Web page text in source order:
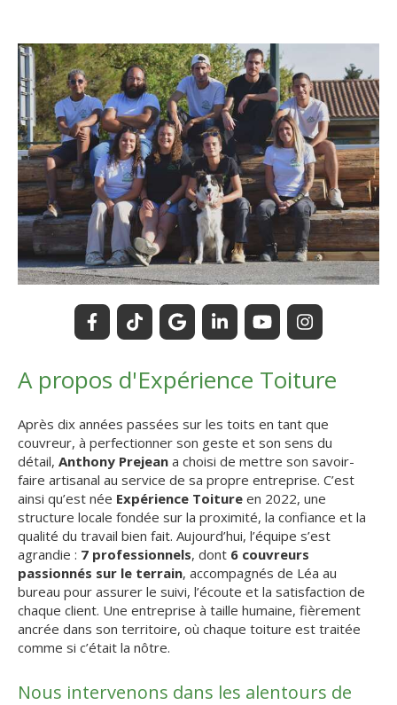
A propos d'Expérience Toiture
Après dix années passées sur les toits en tant que
couvreur, à perfectionner son geste et son sens du
détail, Anthony Prejean a choisi de mettre son savoir-
faire artisanal au service de sa propre entreprise. C’est
ainsi qu’est née Expérience Toiture en 2022, une
structure locale fondée sur la proximité, la confiance et la
qualité du travail bien fait. Aujourd’hui, l’équipe s’est
agrandie : 7 professionnels, dont 6 couvreurs
passionnés sur le terrain, accompagnés de Léa au
bureau pour assurer le suivi, l’écoute et la satisfaction de
chaque client. Une entreprise à taille humaine, fièrement
ancrée dans son territoire, où chaque toiture est traitée
comme si c’était la nôtre.
Nous intervenons dans les alentours de